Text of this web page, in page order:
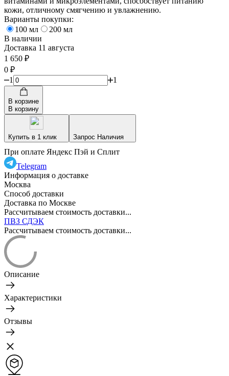
кожи, отличному смягчению и увлажнению.
Варианты покупки:
100 мл
200 мл
В наличии
Доставка 11 августа
1 650 ₽
0 ₽
1
1
В корзине
В корзину
Купить в 1 клик Запрос Наличия
При оплате Яндекс Пэй и Сплит
Telegram
Информация о доставке
Москва
Способ доставки
Доставка по Москве
Рассчитываем стоимость доставки...
ПВЗ СДЭК
Рассчитываем стоимость доставки...
Описание
Характеристики
Отзывы